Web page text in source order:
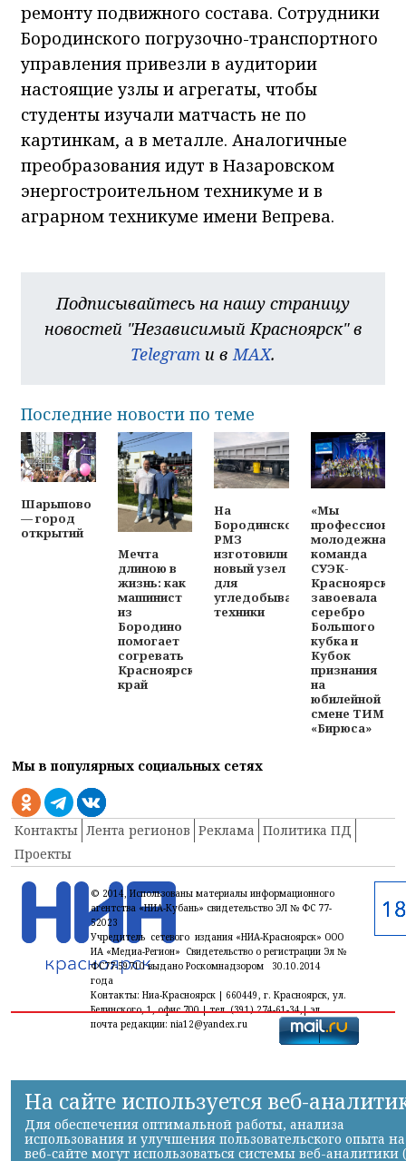
ремонту подвижного состава. Сотрудники
Бородинского погрузочно-транспортного
управления привезли в аудитории
настоящие узлы и агрегаты, чтобы
студенты изучали матчасть не по
картинкам, а в металле. Аналогичные
преобразования идут в Назаровском
энергостроительном техникуме и в
аграрном техникуме имени Вепрева.
Подписывайтесь на нашу страницу
новостей "Независимый Красноярск" в
Telegram и вMAX.
Последние новости по теме
Шарыпово
— город
открытий
Мечта
длиною в
жизнь: как
машинист
из
Бородино
помогает
согревать
Красноярский
край
На
Бородинском
РМЗ
изготовили
новый узел
для
угледобывающей
техники
«Мы
молодежная
команда
СУЭК-
Красноярск
завоевала
серебро
Большого
кубка и
Кубок
признания
на
юбилейной
смене ТИМ
«Бирюса»
Мы в популярных социальных сетях
Контакты Лента регионов Реклама Политика ПД
Проекты
© 2014, Использованы материалы информационного
агентства «НИА-Кубань» свидетельство ЭЛ № ФС 77-
52023
Учредитель сетевого издания «НИА-Красноярск» ООО
ИА «Медиа-Регион» Свидетельство о регистрации Эл №
ФС77-59710 выдано Роскомнадзором 30.10.2014
года
Контакты: Ниа-Красноярск | 660449, г. Красноярск, ул.
Белинского, 1, офис 700 | тел. (391) 274-61-34,| эл.
почта редакции: nia12@yandex.ru
На сайте используется веб-
Для обеспечения оптимальной работы, анализа
использования и улучшения пользовательского опыта на
веб-сайте могут использоваться системы веб-аналитики